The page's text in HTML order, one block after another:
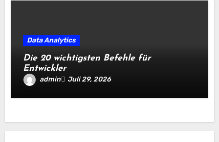
Data Analytics
Die 20 wichtigsten Befehle für
Entwickler
admin Juli 29, 2026